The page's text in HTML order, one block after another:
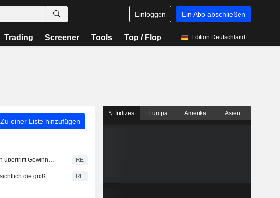
Einloggen Ein Abo abschließen
Trading Screener Tools Top / Flop Edition Deutschland
Zu einer Liste hinzufügen
Consolidated Edison übertrifft Gewinnschätzungen dank starker Stromnachfrage RE
USA werden voraussichtlich die größten Rohölmengen aus dem Nahen Osten seit Beginn des Iran-Kriegs importieren RE
Indizes Europa Amerika Asien